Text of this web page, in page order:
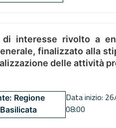
di interesse rivolto a
finalizzato alla
delle attività
Regione
Basilicata
Data inizio:
08:00